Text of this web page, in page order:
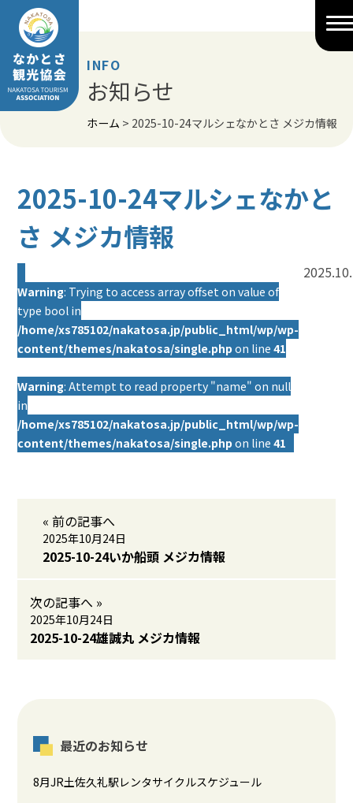
Skip
content
INFO
お知らせ
ホーム > 2025-10-24マルシェなかとさ メジカ情報
2025-10-24マルシェなかと
さ メジカ情報
Warning: Trying to access array offset on value of
type bool in
/home/xs785102/nakatosa.jp/public_html/wp/wp-
content/themes/nakatosa/single.php on line41
Warning: Attempt to read property "name" on null
in
/home/xs785102/nakatosa.jp/public_html/wp/wp-
content/themes/nakatosa/single.php on line41
« 前の記事へ
2025年10月24日
2025-10-24いか船頭 メジカ情報
次の記事へ »
2025年10月24日
2025-10-24雄誠丸 メジカ情報
最近のお知らせ
8月JR土佐久礼駅レンタサイクルスケジュール